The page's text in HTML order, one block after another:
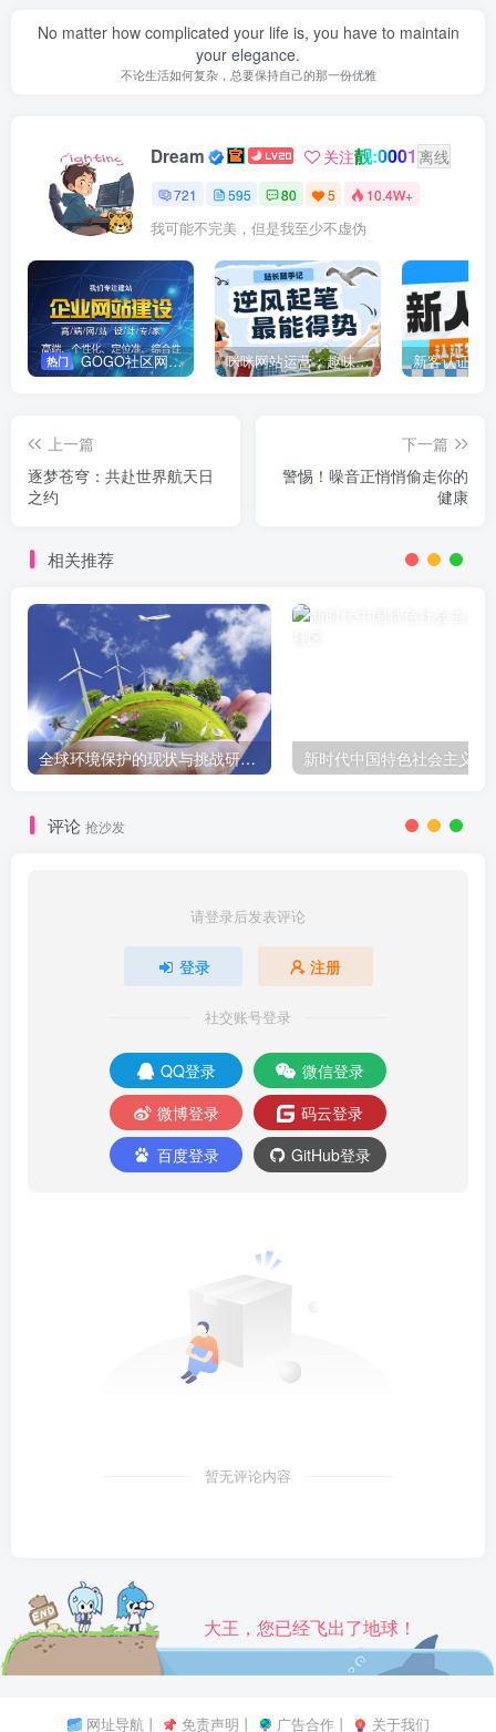
No matter how complicated your life is, you have to maintain
your elegance.
不论生活如何复杂，总要保持自己的那一份优雅
Dream 关注靓:0001 离线
721 595 80 5 10.4W+
我可能不完美，但是我至少不虚伪
热门 GOGO社区网站搭建(自助服务) 咪咪网站运营：趣味性悄悄飘起的成功风头 新客认证优
上一篇
逐梦苍穹：共赴世界航天日
之约
下一篇
警惕！噪音正悄悄偷走你的
健康
相关推荐
全球环境保护的现状与挑战研究报告 新时代中国特色社会主义
评论 抢沙发
请登录后发表评论
登录 注册
社交账号登录
QQ登录
微信登录
微博登录
码云登录
百度登录
GitHub登录
暂无评论内容
大王，您已经飞出了地球！
网址导航丨 免责声明 丨 广告合作丨 关于我们